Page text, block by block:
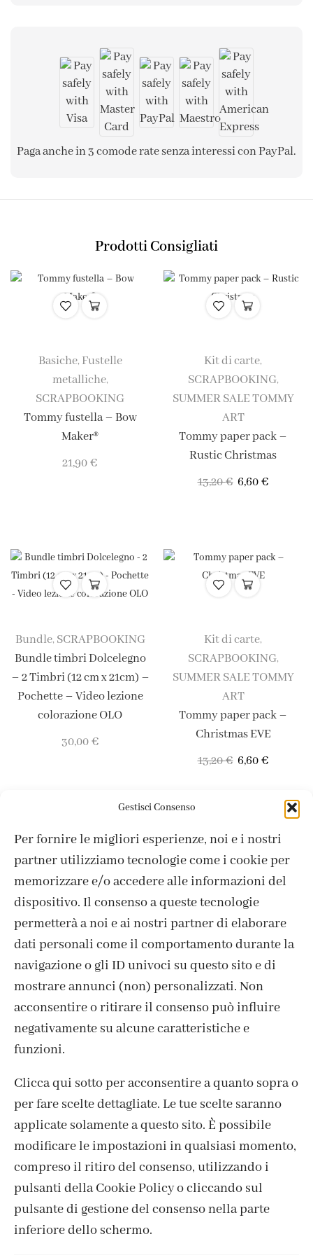
Gestisci Consenso
Per fornire le migliori esperienze, noi e i nostri
partner utilizziamo tecnologie come i cookie per
memorizzare e/o accedere alle informazioni del
dispositivo. Il consenso a queste tecnologie
permetterà a noi e ai nostri partner di elaborare
dati personali come il comportamento durante la
navigazione o gli ID univoci su questo sito e di
mostrare annunci (non) personalizzati. Non
acconsentire o ritirare il consenso può influire
negativamente su alcune caratteristiche e
funzioni.
Clicca qui sotto per acconsentire a quanto sopra o
per fare scelte dettagliate. Le tue scelte saranno
applicate solamente a questo sito. È possibile
modificare le impostazioni in qualsiasi momento,
compreso il ritiro del consenso, utilizzando i
pulsanti della Cookie Policy o cliccando sul
pulsante di gestione del consenso nella parte
inferiore dello schermo.
Paga anche in 3 comode rate senza interessi con PayPal.
Prodotti Consigliati
Basiche, Fustelle
metalliche,
SCRAPBOOKING
Tommy fustella – Bow
Maker®
21,90€
Kit di carte,
SCRAPBOOKING,
SUMMER SALE TOMMY
ART
Tommy paper pack –
Rustic Christmas
13,20€ 6,60€
Bundle, SCRAPBOOKING
Bundle timbri Dolcelegno
– 2 Timbri (12 cm x 21cm) –
Pochette – Video lezione
colorazione OLO
30,00€
Kit di carte,
SCRAPBOOKING,
SUMMER SALE TOMMY
ART
Tommy paper pack –
Christmas EVE
13,20€ 6,60€
ISCRIVITI ALLA NEWSLETTER
CONTATTI
IL MIO ACCOUNT
PRIVACY POLICY
TERMINI E CONDIZIONI